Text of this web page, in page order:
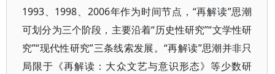
1993、1998、2006年作为时间节点，“再解读”思潮
可划分为三个阶段，主要沿着“历史性研究”“文学性研
究”“现代性研究”三条线索发展。“再解读”思潮并非只
局限于《再解读：大众文艺与意识形态》等少数研